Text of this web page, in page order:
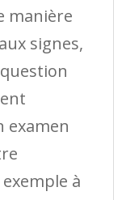
manière
signes,
examen
à